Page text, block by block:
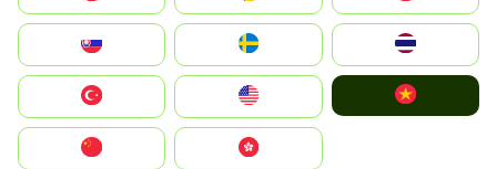
United States
中國香港特別行政區